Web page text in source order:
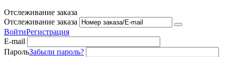
Отслеживание заказа
Отслеживание заказа
ВойтиРегистрация
E-mail
ПарольЗабыли пароль?